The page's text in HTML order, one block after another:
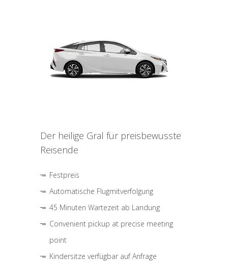
Der heilige Gral für preisbewusste
Reisende
Festpreis
Automatische Flugmitverfolgung
45 Minuten Wartezeit ab Landung
Convenient pickup at precise meeting
point
Kindersitze verfügbar auf Anfrage